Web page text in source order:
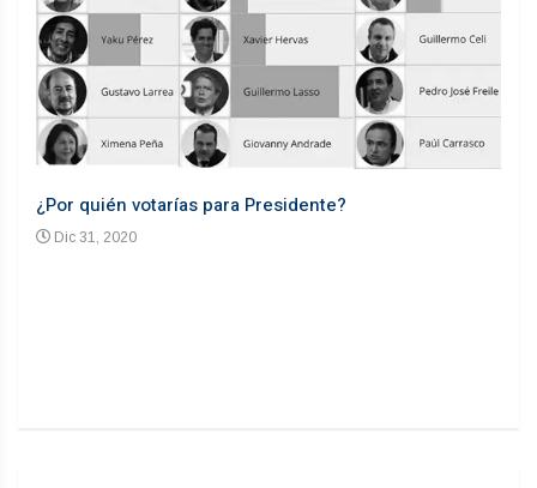
¿Por quién votarías para Presidente?
Dic 31, 2020